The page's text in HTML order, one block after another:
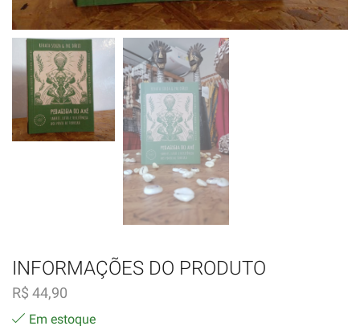
INFORMAÇÕES DO PRODUTO
R$ 44,90
Em estoque